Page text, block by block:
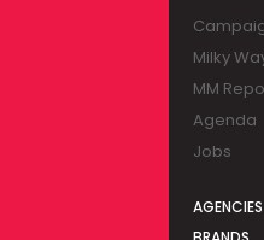
Milky
MM
Agenda
Jobs
AGENCIES